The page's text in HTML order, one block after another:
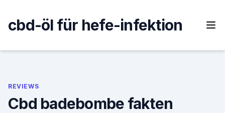
content
cbd-öl für hefe-infektion
REVIEWS
Cbd badebombe fakten